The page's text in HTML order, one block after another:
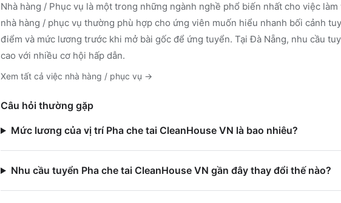
Nhà hàng / Phục vụ là một trong những ngành nghề phổ biến nhất cho việc
nhà hàng / phục vụ thường phù hợp cho ứng viên muốn hiểu nhanh bối cảnh
điểm và mức lương trước khi mở bài gốc để ứng tuyển. Tại Đà Nẵng, nhu cầu
cao với nhiều cơ hội hấp dẫn.
Xem tất cả việc nhà hàng / phục vụ →
Câu hỏi thường gặp
Mức lương của vị trí Pha che tai CleanHouse VN là bao nhiêu?
Nhu cầu tuyển Pha che tai CleanHouse VN gần đây thay đổi thế nào?